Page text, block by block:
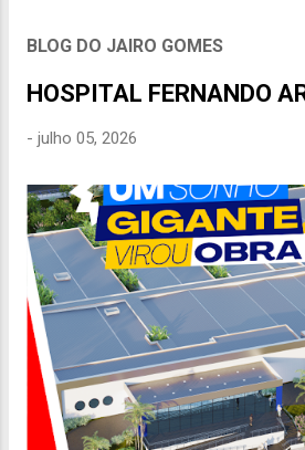
BLOG DO JAIRO GOMES
HOSPITAL FERNANDO
- julho 05, 2026